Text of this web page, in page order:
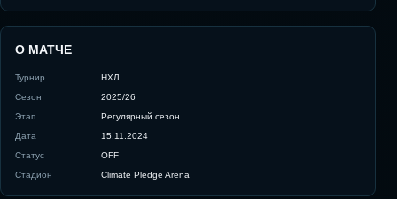
О МАТЧЕ
Турнир
НХЛ
Сезон
2025/26
Этап
Регулярный сезон
Дата
15.11.2024
Статус
OFF
Стадион
Climate Pledge Arena